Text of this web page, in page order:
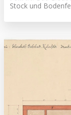
Stock und